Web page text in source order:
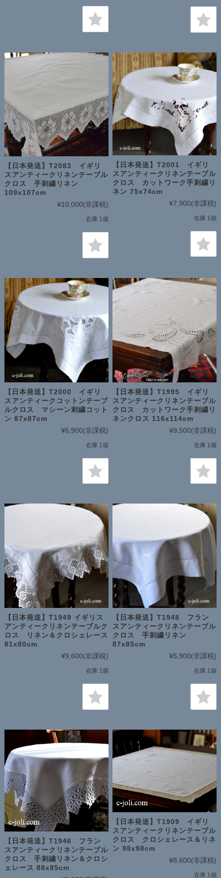
【日本発送】T2083 イギリ
スアンティークリネンテーブル
クロス 手刺繍リネン
109x107cm
¥10,000(非課税)
在庫 1個
【日本発送】T2001 イギリ
スアンティークリネンテーブル
クロス カットワーク手刺繍リ
ネン 75x74cm
¥7,900(非課税)
在庫 1個
【日本発送】T2000 イギリ
スアンティークコットンテーブ
ルクロス マシーン刺繍コット
ン 87x87cm
¥6,900(非課税)
在庫 1個
【日本発送】T1995 イギリ
スアンティークリネンテーブル
クロス カットワーク手刺繍リ
ネンクロス 116x114cm
¥9,500(非課税)
在庫 1個
【日本発送】T1949 イギリス
アンティークリネンテーブルク
ロス リネン＆クロシェレース
81x80cm
¥9,600(非課税)
在庫 1個
【日本発送】T1948 フラン
スアンティークリネンテーブル
クロス 手刺繍リネン
87x85cm
¥5,900(非課税)
在庫 1個
【日本発送】T1946 フラン
スアンティークリネンテーブル
クロス 手刺繍リネン＆クロシ
ェレース 88x85cm
【日本発送】T1909 イギリ
スアンティークリネンテーブル
クロス クロシェレース＆リネ
ン 98x98cm
¥8,600(非課税)
在庫 1個